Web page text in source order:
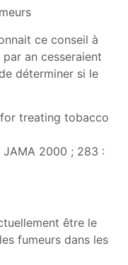
ce conseil à
an cesseraient
déterminer si le
treating tobacco
2000 ; 283 :
être le
fumeurs dans les